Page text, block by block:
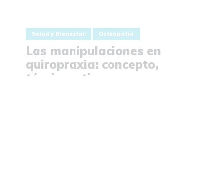
Salud y Bienestar Osteopatía
Las manipulaciones en
quiropraxia: concepto,
técnica y tipos